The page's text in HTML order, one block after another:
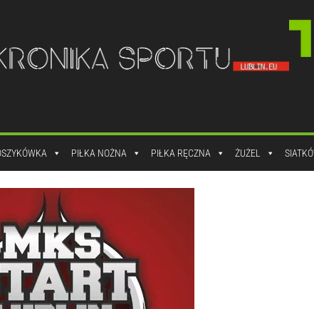
PIŁKA NOŻNA PIŁKA RĘCZNA ŻUŻEL